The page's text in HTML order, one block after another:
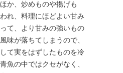
か、炒めものや揚げも
れ、料理にほどよい甘み
て、より甘みの強いもの
味が落ちてしまうので、
て実をはずしたものを冷
魚の中ではクセがなく、